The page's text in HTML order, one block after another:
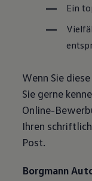
Ein
Wenn Sie
Sie gerne
Online-
Ihren
Post.
Borgmann